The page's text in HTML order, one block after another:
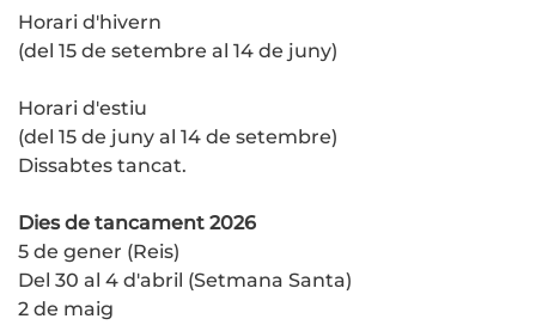
Horari d'hivern
(del 15 de setembre al 14 de juny)
Horari d'estiu
(del 15 de juny al 14 de setembre)
Dissabtes tancat.
Dies de tancament 2026
5 de gener (Reis)
Del 30 al 4 d'abril (Setmana Santa)
2 de maig